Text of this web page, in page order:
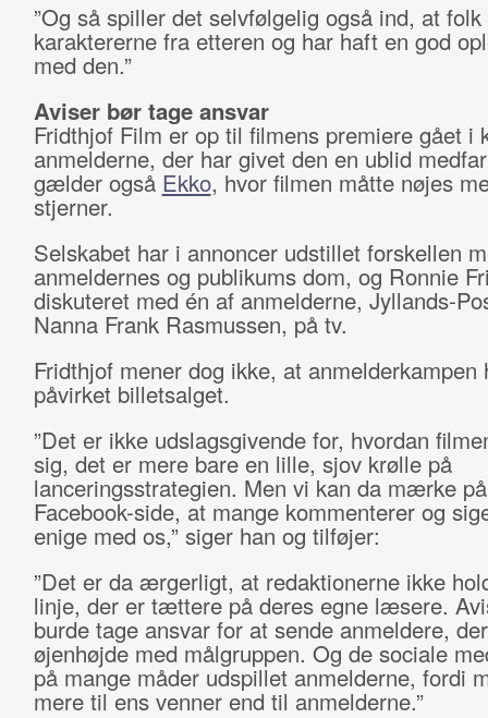
”Og så spiller det selvfølgelig også ind, at folk
karaktererne fra etteren og har haft en god
med den.”
Aviser bør tage ansvar
Fridthjof Film er op til filmens premiere gået i
anmelderne, der har givet den en ublid
gælder også Ekko, hvor filmen måtte nøjes
stjerner.
Selskabet har i annoncer udstillet forskellen
anmeldernes og publikums dom, og Ronnie
diskuteret med én af anmelderne, Jyllands-
Nanna Frank Rasmussen, på tv.
Fridthjof mener dog ikke, at anmelderkampen
påvirket billetsalget.
”Det er ikke udslagsgivende for, hvordan
sig, det er mere bare en lille, sjov krølle på
lanceringsstrategien. Men vi kan da mærke
Facebook-side, at mange kommenterer og
enige med os,” siger han og tilføjer:
”Det er da ærgerligt, at redaktionerne ikke
linje, der er tættere på deres egne læsere.
burde tage ansvar for at sende anmeldere,
øjenhøjde med målgruppen. Og de sociale
på mange måder udspillet anmelderne, fordi
mere til ens venner end til anmelderne.”